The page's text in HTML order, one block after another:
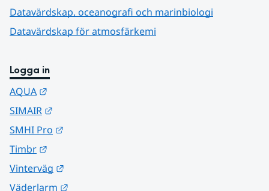
Datavärdskap, oceanografi och marinbiologi
Datavärdskap för atmosfärkemi
Logga in
AQUA
SIMAIR
SMHI Pro
Timbr
Vinterväg
Väderlarm